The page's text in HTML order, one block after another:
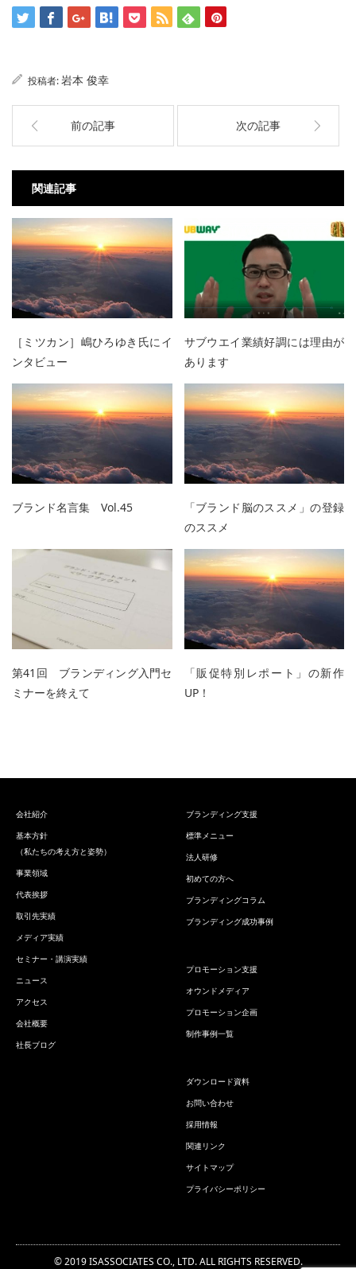
投稿者:岩本 俊幸
前の記事 次の記事
関連記事
［ミツカン］嶋ひろゆき氏にイ
ンタビュー
サブウエイ業績好調には理由が
あります
ブランド名言集 Vol.45
「ブランド脳のススメ」の登録
のススメ
第41回 ブランディング入門セ
ミナーを終えて
「販促特別レポート」の新作
UP！
会社紹介
基本方針
（私たちの考え方と姿勢）
事業領域
代表挨拶
取引先実績
メディア実績
セミナー・講演実績
ニュース
アクセス
会社概要
社長ブログ
ブランディング支援
標準メニュー
法人研修
初めての方へ
ブランディングコラム
ブランディング成功事例
プロモーション支援
オウンドメディア
プロモーション企画
制作事例一覧
ダウンロード資料
お問い合わせ
採用情報
関連リンク
サイトマップ
プライバシーポリシー
© 2019 ISASSOCIATES CO., LTD. ALL RIGHTS RESERVED.